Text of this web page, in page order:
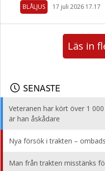
BLÅLJUS 17 juli 2026 17.17
Läs in
SENASTE
Veteranen har kört över 1
är han åskådare
Nya försök i trakten –
Man från trakten misstänks